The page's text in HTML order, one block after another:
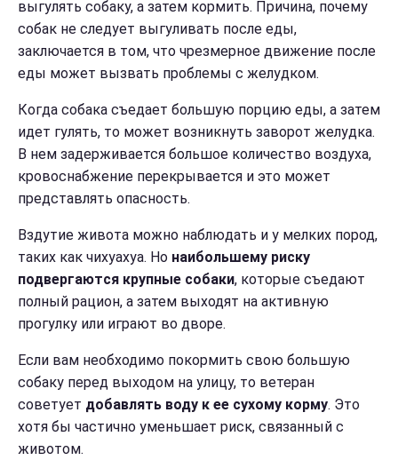
выгулять собаку, а затем кормить. Причина, почему
собак не следует выгуливать после еды,
заключается в том, что чрезмерное движение после
еды может вызвать проблемы с желудком.
Когда собака съедает большую порцию еды, а затем
идет гулять, то может возникнуть заворот желудка.
В нем задерживается большое количество воздуха,
кровоснабжение перекрывается и это может
представлять опасность.
Вздутие живота можно наблюдать и у мелких пород,
таких как чихуахуа. Но наибольшему риску
подвергаются крупные собаки, которые съедают
полный рацион, а затем выходят на активную
прогулку или играют во дворе.
Если вам необходимо покормить свою большую
собаку перед выходом на улицу, то ветеран
советует добавлять воду к ее сухому корму. Это
хотя бы частично уменьшает риск, связанный с
животом.